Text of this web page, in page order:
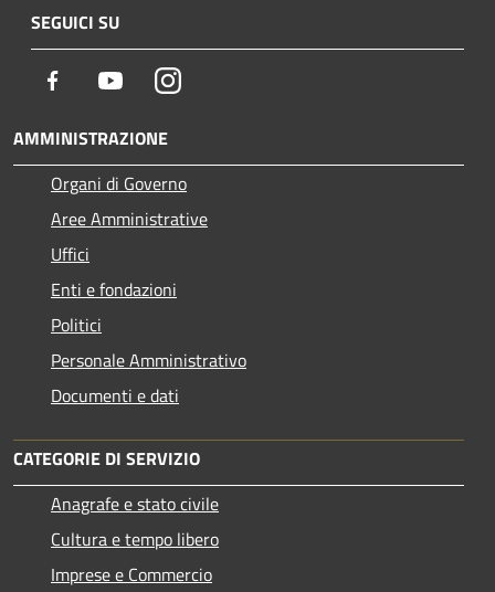
SEGUICI SU
Facebook YoutubeInstagram
AMMINISTRAZIONE
Organi di Governo
Aree Amministrative
Uffici
Enti e fondazioni
Politici
Personale Amministrativo
Documenti e dati
CATEGORIE DI SERVIZIO
Anagrafe e stato civile
Cultura e tempo libero
Imprese e Commercio